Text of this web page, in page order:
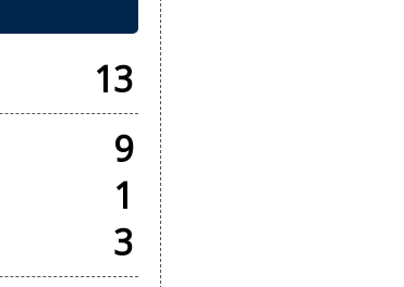
13
9
1
3